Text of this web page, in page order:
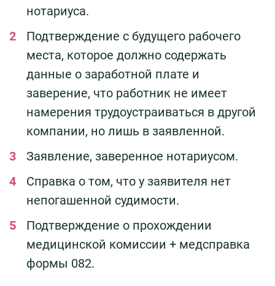
нотариуса.
Подтверждение с будущего рабочего
места, которое должно содержать
данные о заработной плате и
заверение, что работник не имеет
намерения трудоустраиваться в другой
компании, но лишь в заявленной.
Заявление, заверенное нотариусом.
Справка о том, что у заявителя нет
непогашенной судимости.
Подтверждение о прохождении
медицинской комиссии + медсправка
формы 082.